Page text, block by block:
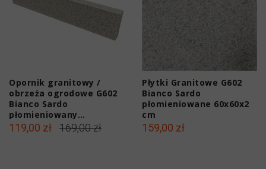
Opornik granitowy /
obrzeża ogrodowe G602
Bianco Sardo
płomieniowany
100x25x15 cm
119,00 zł 169,00 zł
Płytki Granitowe G602
Bianco Sardo
płomieniowane 60x60x2
cm
159,00 zł